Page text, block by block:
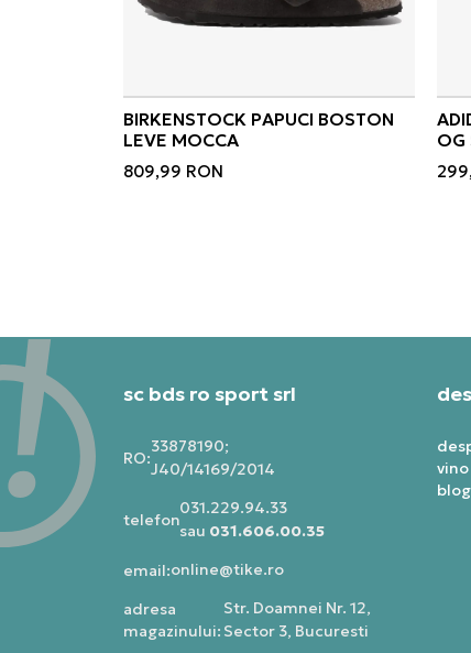
BIRKENSTOCK PAPUCI BOSTON
LEVE MOCCA
809,99 RON
OG
sc bds ro sport srl
RO:
33878190;
J40/14169/2014
telefon:
031.229.94.33
sau 031.606.00.35
email:online@tike.ro
adresa
magazinului:
Str. Doamnei Nr. 12,
Sector 3, Bucuresti
blog